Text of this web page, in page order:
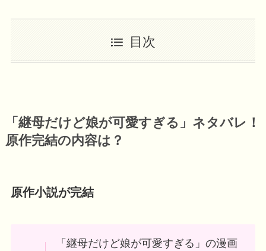
目次
「継母だけど娘が可愛すぎる」ネタバレ！
原作完結の内容は？
原作小説が完結
「継母だけど娘が可愛すぎる」の漫画